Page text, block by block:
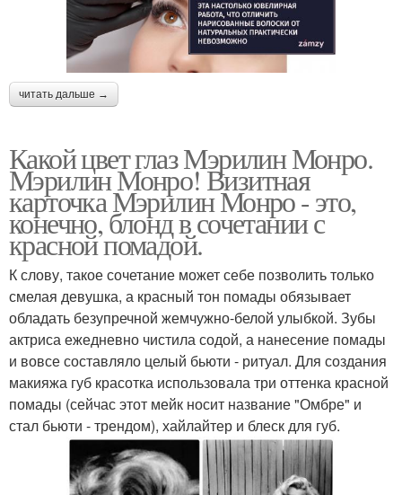
читать дальше →
Какой цвет глаз Мэрилин Монро.
Мэрилин Монро! Визитная
карточка Мэрилин Монро - это,
конечно, блонд в сочетании с
красной помадой.
К слову, такое сочетание может себе позволить только
смелая девушка, а красный тон помады обязывает
обладать безупречной жемчужно-белой улыбкой. Зубы
актриса ежедневно чистила содой, а нанесение помады
и вовсе составляло целый бьюти - ритуал. Для создания
макияжа губ красотка использовала три оттенка красной
помады (сейчас этот мейк носит название "Омбре" и
стал бьюти - трендом), хайлайтер и блеск для губ.